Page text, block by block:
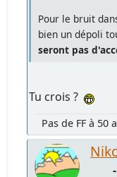
Pour le bruit
bien un dépoli
seront pas
Tu crois ?
Pas de FF à 50
-